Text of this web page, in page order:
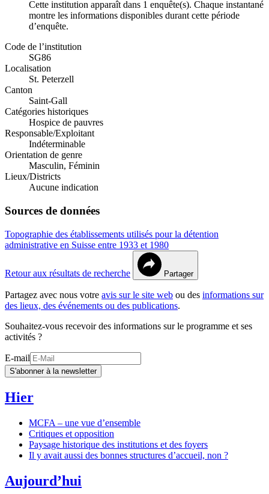
Cette institution apparaît dans 1 enquête(s). Chaque instantané
montre les informations disponibles durant cette période
d’enquête.
Code de l’institution
SG86
Localisation
St. Peterzell
Canton
Saint-Gall
Catégories historiques
Hospice de pauvres
Responsable/Exploitant
Indéterminable
Orientation de genre
Masculin, Féminin
Lieux/Districts
Aucune indication
Sources de données
Topographie des établissements utilisés pour la détention
administrative en Suisse entre 1933 et 1980
Retour aux résultats de recherche Partager
Partagez avec nous votre avis sur le site web ou des informations sur
des lieux, des événements ou des publications.
Souhaitez-vous recevoir des informations sur le programme et ses
activités ?
E-mail
S'abonner à la newsletter
Hier
MCFA – une vue d’ensemble
Critiques et opposition
Paysage historique des institutions et des foyers
Il y avait aussi des bonnes structures d’accueil, non ?
Aujourd’hui